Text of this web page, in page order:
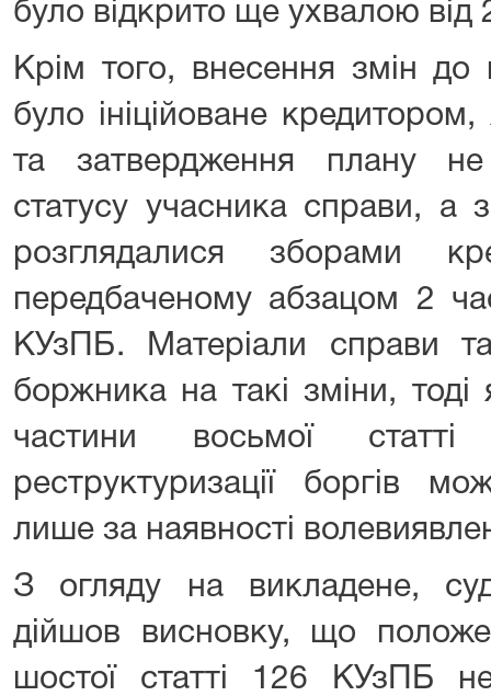
було відкрито ще ухвалою від
Крім того, внесення змін до
було ініційоване
та затвердження плану
статусу учасника справи, а
розглядалися зборами
передбаченому абзацом 2
КУзПБ. Матеріали справи
боржника на такі зміни,
частини восьмої
реструктуризації боргів
лише за наявності
З огляду на викладене, суд
дійшов висновку, що
шостої статті 126 КУзПБ